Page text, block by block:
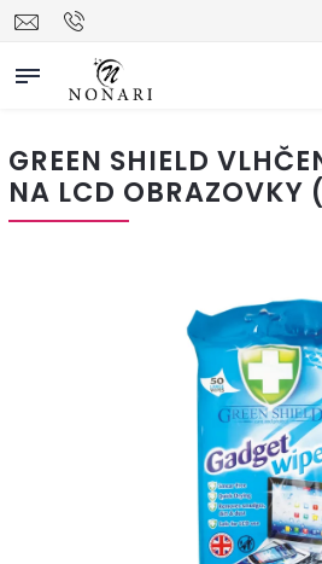
GREEN SHIELD
NA LCD OBRAZOVKY